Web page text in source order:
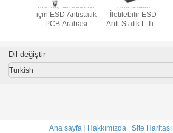
Montaj Endüstrisi
için ESD Antistatik
PCB Arabası
Anti-Statik
İletilebilir ESD
Anti-Statik L Tipi
Dil değiştir
Turkish
Ana sayfa | Hakkımızda | Site Haritası